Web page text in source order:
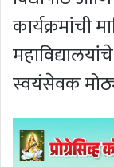
कार्यक्रमांची
स्वयंसेवक